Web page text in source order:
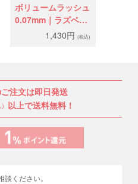
ボリュームラッシュ
0.07mm｜ラズベリ
ーボルドー1,430円(税込)
注文は即日発送
以上で送料無料！
談ください。